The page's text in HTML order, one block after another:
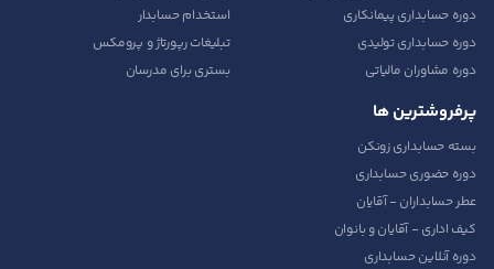
دوره حسابداری پیمانکاری
دوره حسابداری تولیدی
دوره مشاوران مالیاتی
استخدام حسابدار
تبلیغات رپورتاژ و پرومکس
بستری برای مدرسان
پرفروشترین ها
بسته حسابداری زونکن
دوره حضوری حسابداری
عطر حسابداران - آقایان
کیف اداری - آقایان و بانوان
دوره آنلاین حسابداری